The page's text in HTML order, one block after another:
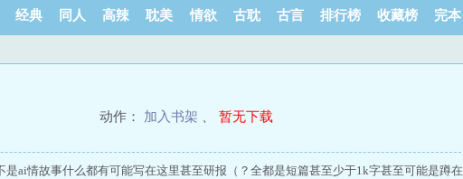
经典 同人 高辣 耽美 情欲 古耽 古言 排行榜 收藏榜 完本
动作： 加入书架
暂无下载
ai情故事什么都有可能写在这里甚至研报（？全都是短篇甚至少于1k字甚至可能是蹲在